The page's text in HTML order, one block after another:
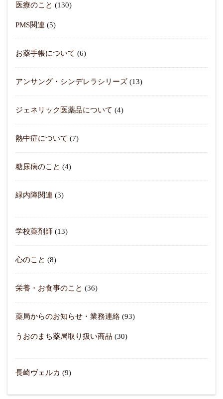
医療のこと (130)
PMS関連 (5)
お薬手帳について (6)
アンサング・シンデレラシリーズ (13)
ジェネリック医薬品について (4)
熱中症について (7)
糖尿病のこと (4)
緑内障関連 (3)
学校薬剤師 (13)
心のこと (8)
栄養・お食事のこと (36)
薬局からのお知らせ・業務連絡 (93)
うおのまち薬局取り扱い商品 (30)
長崎ヴェルカ (9)